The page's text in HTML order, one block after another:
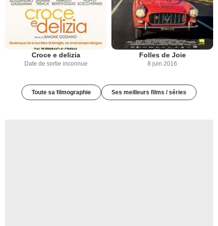
Croce e delizia
Date de sortie inconnue
Folles de Joie
8 juin 2016
Toute sa filmographie Ses meilleurs films / séries